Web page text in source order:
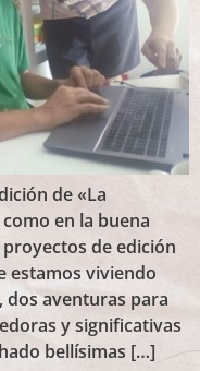
de «La
en la buena
de edición
estamos viviendo
dos aventuras para
y significativas
bellísimas […]